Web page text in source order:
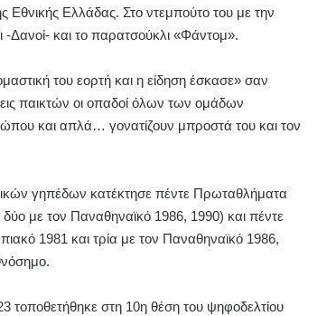
Εθνικής Ελλάδας. Στο ντεμπούτο του με την
Δανοί- και το παρατσούκλι «Φάντομ».
του εορτή και η είδηση έσκασε» σαν
παικτών οι οπαδοί όλων των ομάδων
και απλά… γονατίζουν μπροστά του και τον
γηπέδων κατέκτησε πέντε Πρωταθλήματα
με τον Παναθηναϊκό 1986, 1990) και πέντε
1981 και τρία με τον Παναθηναϊκό 1986,
τοποθετήθηκε στη 10η θέση του ψηφοδελτίου